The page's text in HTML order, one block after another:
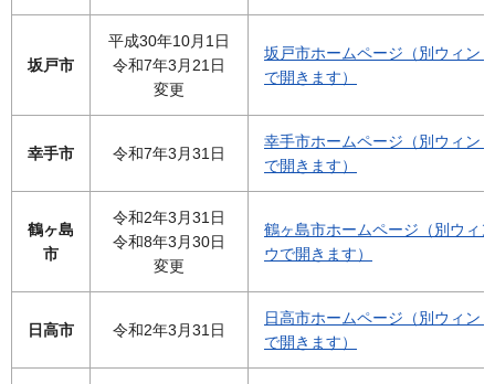
坂戸市
平成30年10月1日
令和7年3月21日
変更
坂戸市ホームページ（別ウィン
で開きます）
幸手市 令和7年3月31日
幸手市ホームページ（別ウィン
で開きます）
鶴ヶ島
市
令和2年3月31日
令和8年3月30日
変更
鶴ヶ島市ホームページ（別ウィ
ウで開きます）
日高市 令和2年3月31日
日高市ホームページ（別ウィン
で開きます）